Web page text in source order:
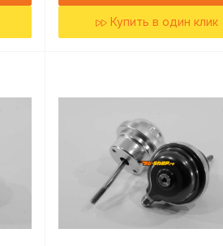
Купить в один клик